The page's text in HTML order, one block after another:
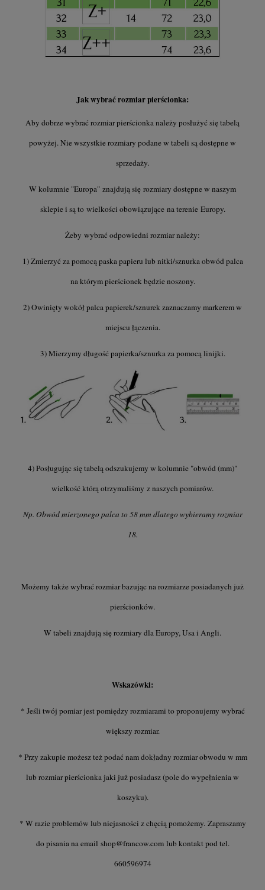
Jak wybrać rozmiar pierścionka:
Aby dobrze wybrać rozmiar pierścionka należy posłużyć się tabelą
powyżej. Nie wszystkie rozmiary podane w tabeli są dostępne w
sprzedaży.
W kolumnie "Europa" znajdują się rozmiary dostępne w naszym
sklepie i są to wielkości obowiązujące na terenie Europy.
Żeby wybrać odpowiedni rozmiar należy:
1) Zmierzyć za pomocą paska papieru lub nitki/sznurka obwód palca
na którym pierścionek będzie noszony.
2) Owinięty wokół palca papierek/sznurek zaznaczamy markerem w
miejscu łączenia.
3) Mierzymy długość papierka/sznurka za pomocą linijki.
4) Posługując się tabelą odszukujemy w kolumnie "obwód (mm)"
wielkość którą otrzymaliśmy z naszych pomiarów.
Np. Obwód mierzonego palca to 58 mm dlatego wybieramy rozmiar
18.
Możemy także wybrać rozmiar bazując na rozmiarze posiadanych już
pierścionków.
W tabeli znajdują się rozmiary dla Europy, Usa i Angli.
Wskazówki:
* Jeśli twój pomiar jest pomiędzy rozmiarami to proponujemy wybrać
większy rozmiar.
* Przy zakupie możesz też podać nam dokładny rozmiar obwodu w mm
lub rozmiar pierścionka jaki już posiadasz (pole do wypełnienia w
koszyku).
* W razie problemów lub niejasności z chęcią pomożemy. Zapraszamy
do pisania na email shop@francow.comlub kontakt pod tel.
660596974